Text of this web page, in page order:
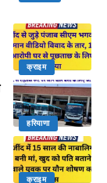
क्राइम
हरियाणा
क्राइम